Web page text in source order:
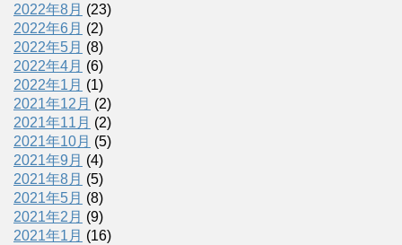
2022年8月 (23)
2022年6月 (2)
2022年5月 (8)
2022年4月 (6)
2022年1月 (1)
2021年12月 (2)
2021年11月 (2)
2021年10月 (5)
2021年9月 (4)
2021年8月 (5)
2021年5月 (8)
2021年2月 (9)
2021年1月 (16)